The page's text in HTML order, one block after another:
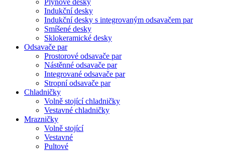
Indukční desky
Indukční desky s integrovaným odsavačem par
Smíšené desky
Sklokeramické desky
Odsavače par
Prostorové odsavače par
Nástěnné odsavače par
Integrované odsavače par
Stropní odsavače par
Chladničky
Volně stojící chladničky
Vestavné chladničky
Mrazničky
Volně stojící
Vestavné
Pultové